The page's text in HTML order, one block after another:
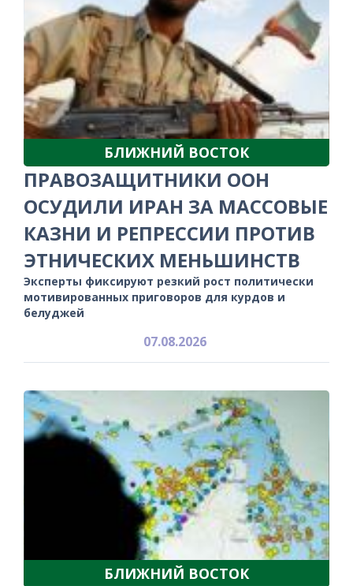
БЛИЖНИЙ ВОСТОК
ПРАВОЗАЩИТНИКИ ООН
ОСУДИЛИ ИРАН ЗА МАССОВЫЕ
КАЗНИ И РЕПРЕССИИ ПРОТИВ
ЭТНИЧЕСКИХ МЕНЬШИНСТВ
Эксперты фиксируют резкий рост политически
мотивированных приговоров для курдов и
белуджей
07.08.2026
БЛИЖНИЙ ВОСТОК